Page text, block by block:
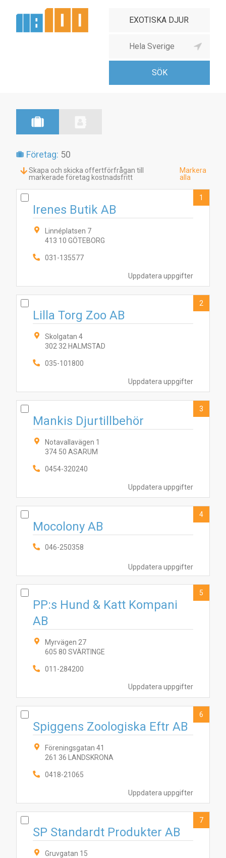
Företag: 50
Skapa och skicka offertförfrågan till
markerade företag kostnadsfritt
Markera
alla
Uppdatera uppgifter
Irenes Butik AB
Linnéplatsen 7
413 10 GÖTEBORG
031-135577
1
Uppdatera uppgifter
Lilla Torg Zoo AB
Skolgatan 4
302 32 HALMSTAD
035-101800
2
Uppdatera uppgifter
Mankis Djurtillbehör
Notavallavägen 1
374 50 ASARUM
0454-320240
3
Uppdatera uppgifter
Mocolony AB
046-250358
4
Uppdatera uppgifter
PP:s Hund & Katt Kompani
AB
Myrvägen 27
605 80 SVÄRTINGE
011-284200
5
Uppdatera uppgifter
Spiggens Zoologiska Eftr AB
Föreningsgatan 41
261 36 LANDSKRONA
0418-21065
6
SP Standardt Produkter AB
Gruvgatan 15
7